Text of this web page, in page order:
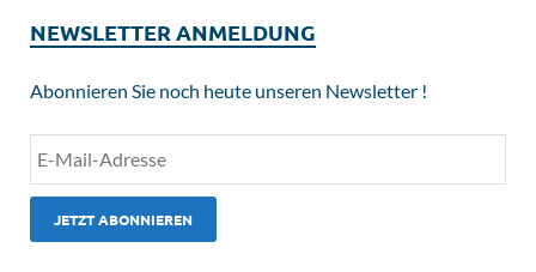
NEWSLETTER ANMELDUNG
Abonnieren Sie noch heute unseren Newsletter !